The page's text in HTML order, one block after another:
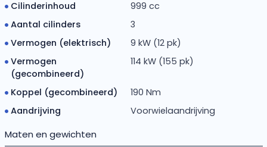
Cilinderinhoud
999 cc
Aantal cilinders
3
Vermogen (elektrisch)
9 kW (12 pk)
Vermogen
(gecombineerd)
114 kW (155 pk)
Koppel (gecombineerd)
190 Nm
Aandrijving
Voorwielaandrijving
Maten en gewichten